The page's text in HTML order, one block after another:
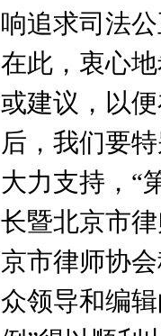
响追求司法
在此，衷心
或建议，以
后，我们要
大力支持，“
长暨北京市
京市律师协
众领导和编